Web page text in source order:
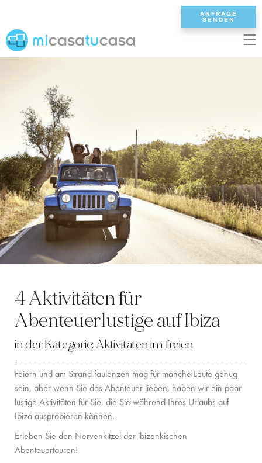
STARTSEITE
UNSERE VILLEN
2/3 SCHLAFZIMMER
4 SCHLAFZIMMER
5 SCHLAFZIMMER
6+ SCHLAFZIMMER
ALLE VILLEN
WESTKÜSTE
SANTA EULALIA
IBIZA-STADT
INSPIRATION
ANFRAGE
SENDEN
4 Aktivitäten für
Abenteuerlustige auf Ibiza
in der Kategorie:Aktivitaten im freien
Feiern und am Strand faulenzen mag für manche Leute genug
sein, aber wenn Sie das Abenteuer lieben, haben wir ein paar
lustige Aktivitäten für Sie, die Sie während Ihres Urlaubs auf
Ibiza ausprobieren können.
Erleben Sie den Nervenkitzel der ibizenkischen
Abenteuertouren!